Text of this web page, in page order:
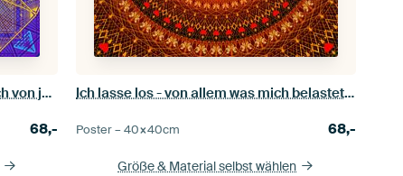
Mit Hilfe von ELOO - befreie ich mich von jeglichen Begrenzungen, die mir jetzt nicht mehr dienlich sind
68,-
Ich lasse los - von allem was mich belastet - EL'GOTSHA
Poster –40×40cm 68,-
Größe & Material selbst wählen